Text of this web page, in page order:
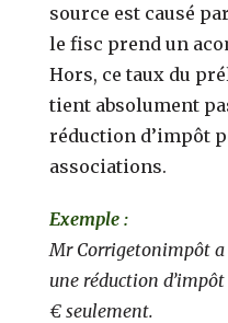
source est causé
le fisc prend un
Hors, ce taux du
tient absolument
réduction d’impôt
associations.
Exemple :
Mr Corrigetonimpôt
une réduction
€ seulement.